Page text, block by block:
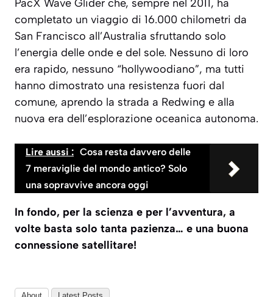
PacX Wave Glider che, sempre nel 2011, ha
completato un viaggio di 16.000 chilometri da
San Francisco all’Australia sfruttando solo
l’energia delle onde e del sole. Nessuno di loro
era rapido, nessuno “hollywoodiano”, ma tutti
hanno dimostrato una resistenza fuori dal
comune, aprendo la strada a Redwing e alla
nuova era dell’esplorazione oceanica autonoma.
Lire aussi : Cosa resta davvero delle
7 meraviglie del mondo antico? Solo
una sopravvive ancora oggi
In fondo, per la scienza e per l’avventura, a
volte basta solo tanta pazienza… e una buona
connessione satellitare!